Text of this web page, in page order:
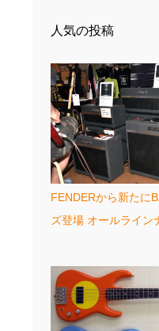
人気の投稿
FENDERから新たに
ズ登場 オールライン